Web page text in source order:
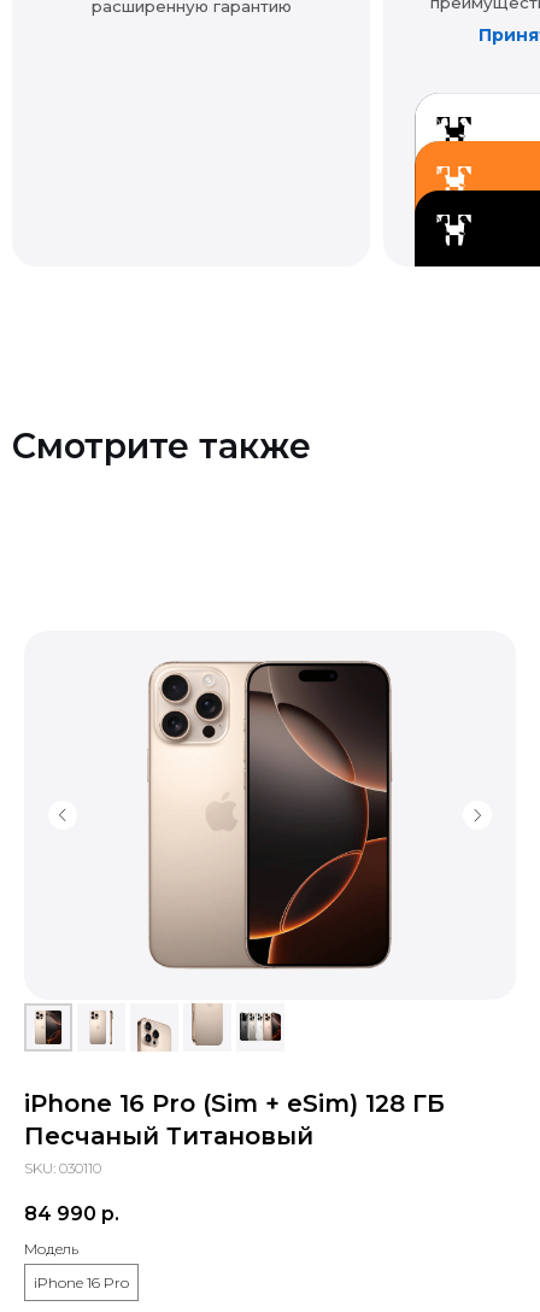
iPhone 16 Pro (Sim + eSim) 128 ГБ
Песчаный Титановый
SKU: 030110
84 990 р.
Модель
iPhone 16 Pro
Проложить маршрут
Барнаул, проспект Ленина, 42
(Вход со стороны Ленина)